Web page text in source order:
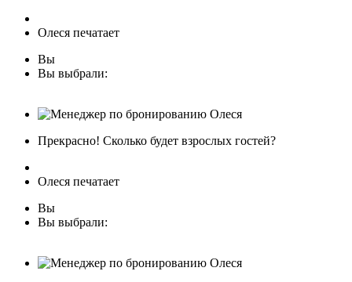
Олеся печатает
Вы
Вы выбрали:
Прекрасно! Сколько будет взрослых гостей?
Олеся печатает
Вы
Вы выбрали: